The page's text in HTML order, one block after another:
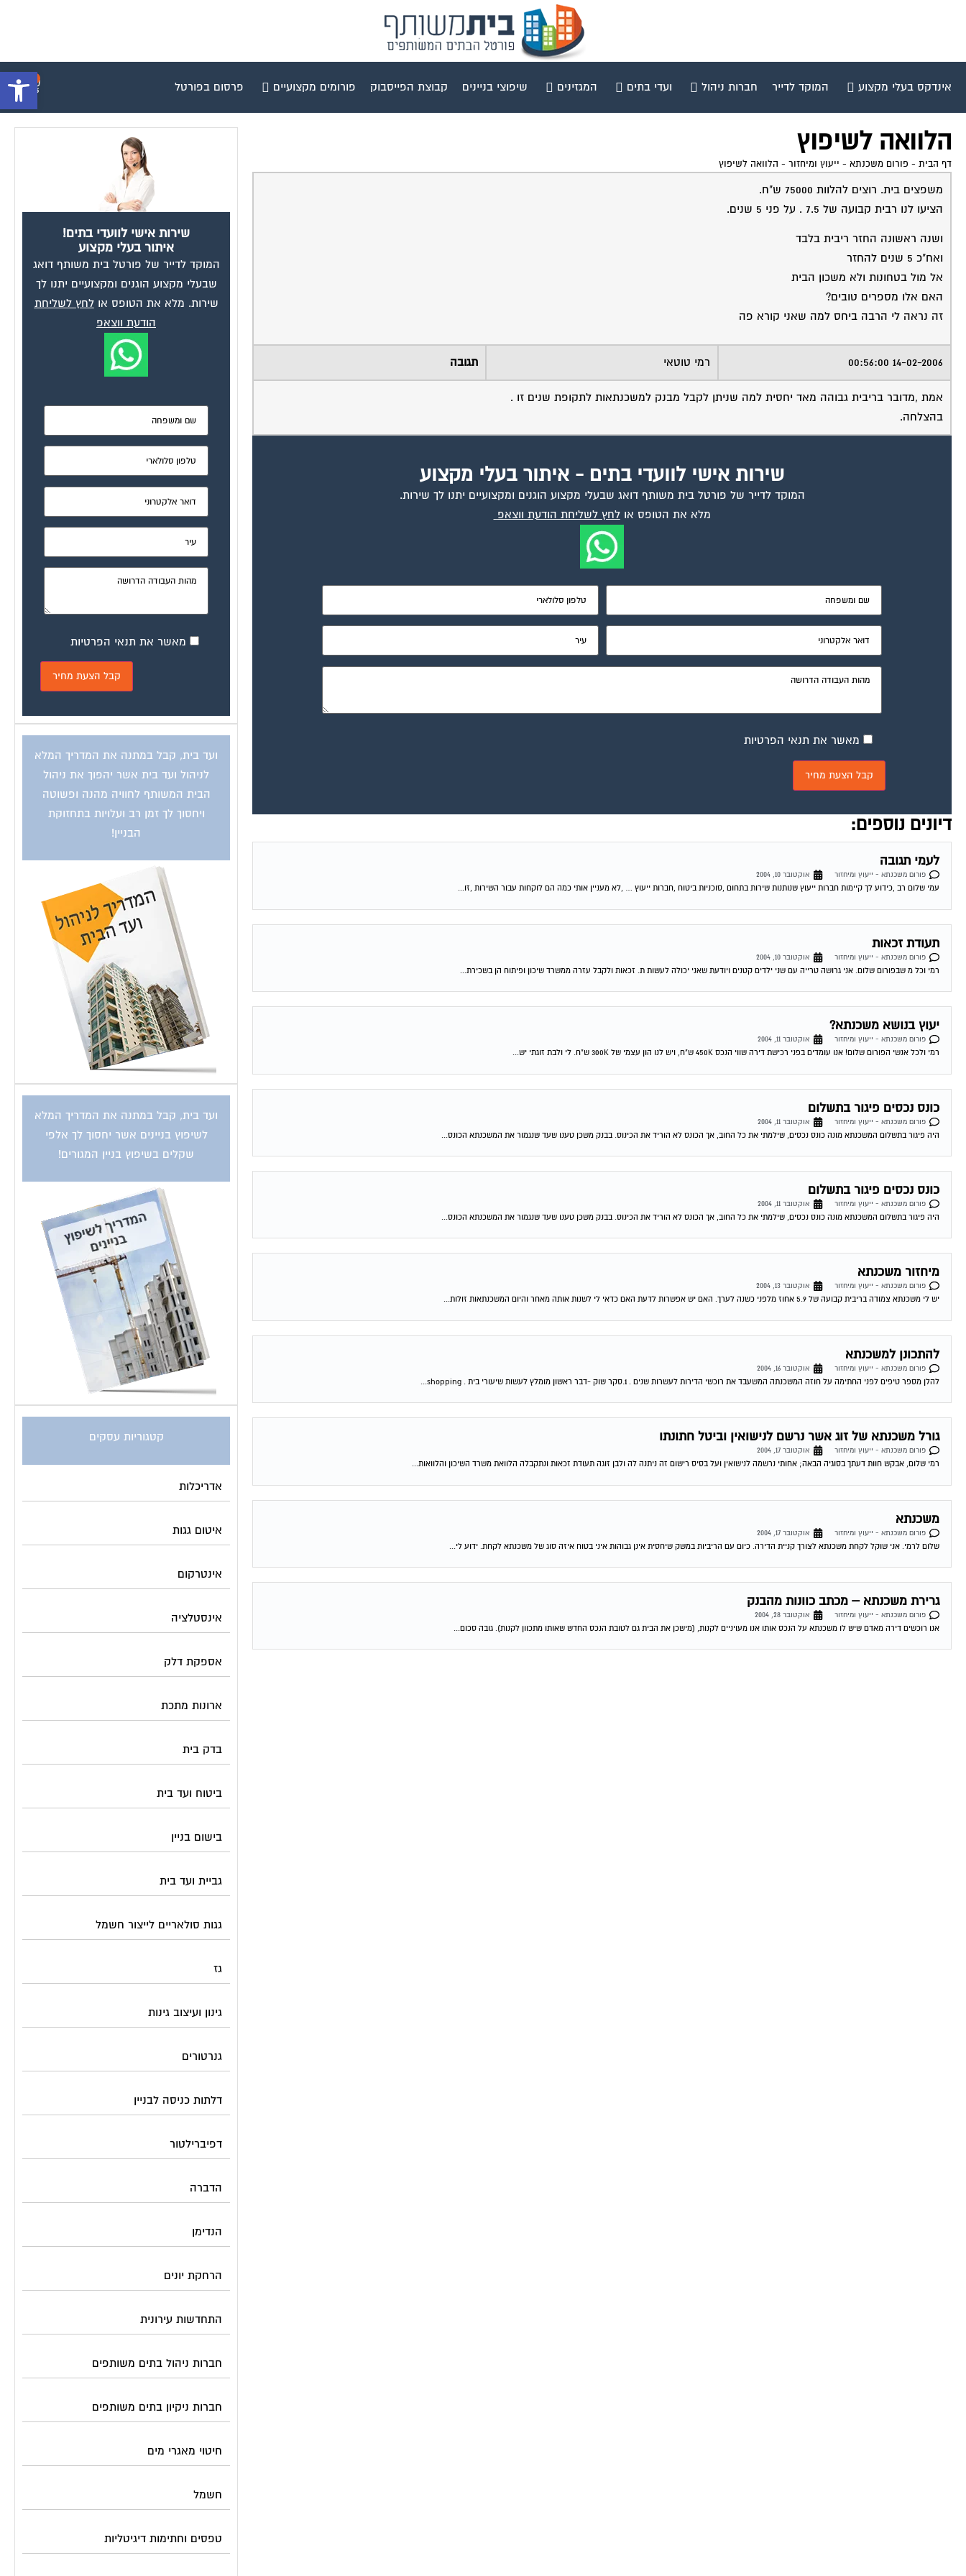
פתח אינדקס בעלי מקצוע המוקד לדייר חברות ניהול ועדי בתים המגזינים שיפוצי בניינים קבוצת הפייסבוק פורומים מקצועיים פרסום בפורטל
הלוואה לשיפוץ
דף הבית - פורום משכנתא - ייעוץ ומיחזור - הלוואה לשיפוץ
משפצים בית. רוצים להלוות 75000 ש"ח.
הציעו לנו רבית קבועה של 7.5 . על פני 5 שנים.
ושנה ראשונה החזר ריבית בלבד
ואח"כ 5 שנים להחזר
אל מול בטחונות ולא משכון הבית
האם אלו מספרים טובים?
זה נראה לי הרבה ביחס למה שאני קורא פה
14-02-2006 00:56:00 רמי טוטאי תגובה
אמת ,מדובר בריבית גבוהה מאד יחסית למה שניתן לקבל מבנק למשכנתאות לתקופת שנים זו .
בהצלחה.
שירות אישי לוועדי בתים - איתור בעלי מקצוע
המוקד לדייר של פורטל בית משותף דואג שבעלי מקצוע הוגנים ומקצועיים יתנו לך שירות.
מלא את הטופס אולחץ לשליחת הודעת ווצאפ
מאשר את תנאי הפרטיות
דיונים נוספים:
לעמי תגובה
פורום משכנתא - ייעוץ ומיחזור
אוקטובר 10, 2004
עמי שלום רב ,כידוע לך קיימות חברות ייעוץ שנותנות שירות בתחום ,סוכניות ביטוח ,חברות ייעוץ … ,לא מעניין אותי כמה הם לוקחות עבור השירות ,זו...
תעודת זכאות
פורום משכנתא - ייעוץ ומיחזור
אוקטובר 10, 2004
רמי וכל מ שבפורום שלום. אני גרושה טרייה עם שני ילדים קטנים ויודעת שאני יכולה לעשות ת. זכאות ולקבל עזרה ממשרד שיכון ופיתוח הן בשכירת...
יעוץ בנושא משכנתא?
פורום משכנתא - ייעוץ ומיחזור
אוקטובר 11, 2004
רמי ולכל אנשי הפורום שלום! אנו עומדים בפני רכישת דירה שווי הנכס 450K ש"ח, ויש לנו הון עצמי של 300K ש"ח. לי ולבת זוגתי יש...
כונס נכסים פיגור בתשלום
פורום משכנתא - ייעוץ ומיחזור
אוקטובר 11, 2004
היה פיגור בתשלום המשכנתא מונה כונס נכסים, שילמתי את כל החוב, אך הכונס לא הוריד את הכינוס. בבנק משכן טענו שעד שנגמור את המשכנתא הכונס...
כונס נכסים פיגור בתשלום
פורום משכנתא - ייעוץ ומיחזור
אוקטובר 11, 2004
היה פיגור בתשלום המשכנתא מונה כונס נכסים, שילמתי את כל החוב, אך הכונס לא הוריד את הכינוס. בבנק משכן טענו שעד שנגמור את המשכנתא הכונס...
מיחזור משכנתא
פורום משכנתא - ייעוץ ומיחזור
אוקטובר 13, 2004
יש לי משכנתא צמודה בריבית קבועה של 5.9 אחוז מלפני כשנה לערך. האם יש אפשרות לדעת האם כדאי לי לשנות אותה מאחר והיום המשכנתאות זולות...
להתכונן למשכנתא
פורום משכנתא - ייעוץ ומיחזור
אוקטובר 16, 2004
להלן מספר טיפים לפני החתימה על חוזה המשכנתה המשעבד את רוכשי הדירות לעשרות שנים . 1.סקר שוק -דבר ראשון מומלץ לעשות שיעורי בית . shopping...
גורל משכנתא של זוג אשר נרשם לנישואין וביטל חתונתו
פורום משכנתא - ייעוץ ומיחזור
אוקטובר 17, 2004
רמי שלום, אבקש חוות דעתך בסוגיה הבאה; אחותי נרשמה לנישואין ועל בסיס רישום זה ניתנה לה ולבן זוגה תעודת זכאות ונתקבלה הלוואת משרד השיכון והלוואות...
משכנתא
פורום משכנתא - ייעוץ ומיחזור
אוקטובר 17, 2004
שלום לרמי. אני שוקל לקחת משכנתא לצורך קניית הדירה. כיום עם הריביות במשק שיחסית אינן גבוהות איני בטוח איזה סוג של משכנתא לקחת. ידוע לי...
גרירת משכנתא – מכתב כוונות מהבנק
פורום משכנתא - ייעוץ ומיחזור
אוקטובר 28, 2004
אנו רוכשים דירה מאדם שיש לו משכנתא על הנכס אותו אנו מעויניים לקנות, (מישכן את הבית גם לטובת הנכס החדש שאותו מתכוון לקנות). גובה סכום...
שירות אישי לוועדי בתים!
איתור בעלי מקצוע
המוקד לדייר של פורטל בית משותף דואג
שבעלי מקצוע הוגנים ומקצועיים יתנו לך
שירות. מלא את הטופס אולחץ לשליחת
הודעת ווצאפ
מאשר את תנאי הפרטיות
ועד בית, קבל במתנה את המדריך המלא
לניהול ועד בית אשר יהפוך את ניהול
הבית המשותף לחוויה מהנה ופשוטה
ויחסוך לך זמן רב ועלויות בתחזוקת
הבניין!
ועד בית, קבל במתנה את המדריך המלא
לשיפוץ בניינים אשר יחסוך לך אלפי
שקלים בשיפוץ בניין המגורים!
קטגוריות עסקים
אדריכלות
איטום גגות
אינטרקום
אינסטלציה
אספקת דלק
ארונות מתכת
בדק בית
ביטוח ועד בית
בישום בניין
גביית ועד בית
גגות סולאריים לייצור חשמל
גז
גינון ועיצוב גינות
גנרטורים
דלתות כניסה לבניין
דפיברילטור
הדברה
הנדימן
הרחקת יונים
התחדשות עירונית
חברות ניהול בתים משותפים
חברות ניקיון בתים משותפים
חיטוי מאגרי מים
חשמל
טפסים וחתימות דיגיטליות